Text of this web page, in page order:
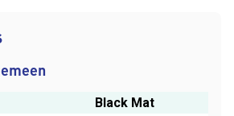
tot stilstand. De nette
comfort langs alle kanten.
Black Mat